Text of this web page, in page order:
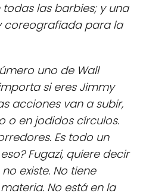
las barbies; y una
coreografiada para la
uno de Wall
si eres Jimmy
acciones van a subir,
o en jodidos círculos.
Es todo un
Fugazi, quiere decir
existe. No tiene
No está en la